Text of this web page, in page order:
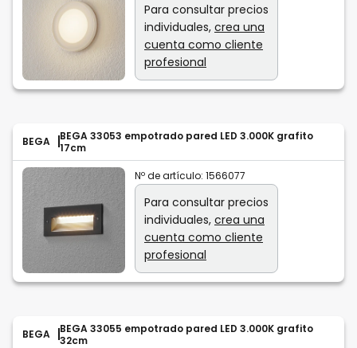
Para consultar precios
individuales, crea una
cuenta como cliente
profesional
BEGA
BEGA 33053 empotrado pared LED 3.000K grafito
17cm
Nº de artículo: 1566077
Para consultar precios
individuales, crea una
cuenta como cliente
profesional
BEGA
BEGA 33055 empotrado pared LED 3.000K grafito
32cm